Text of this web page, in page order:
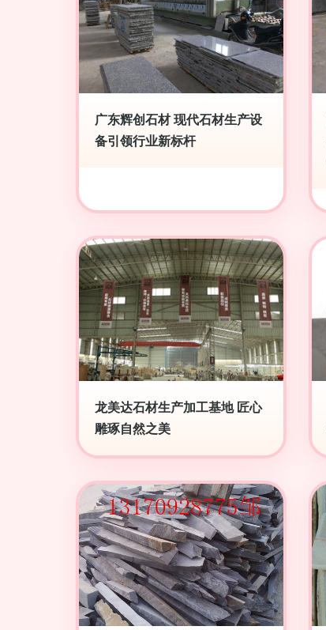
广东辉创石材 现代石材生产设
备引领行业新标杆
龙美达石材生产加工基地 匠心
雕琢自然之美